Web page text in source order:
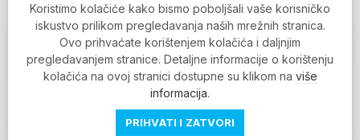
Prihvaćam da se moji podaci spremaju u bazu
podataka i koriste u svrhu slanja MojaRijeka
newslettera
MOJARIJEKA NEWSLETTER
PRIJAVI SE
Koristimo kolačiće kako bismo poboljšali vaše korisničko
iskustvo prilikom pregledavanja naših mrežnih stranica.
Ovo prihvaćate korištenjem kolačića i daljnjim
pregledavanjem stranice. Detaljne informacije o korištenju
kolačića na ovoj stranici dostupne su klikom na više
informacija.
PRIHVATI I ZATVORI